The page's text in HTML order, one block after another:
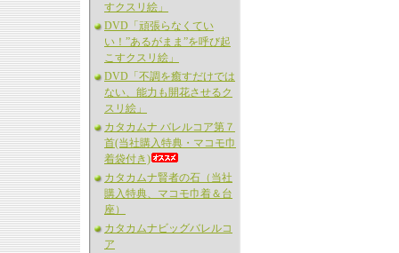
すクスリ絵」
DVD「頑張らなくてい
い！”あるがまま”を呼び起
こすクスリ絵」
DVD「不調を癒すだけでは
ない、能力も開花させるク
スリ絵」
カタカムナ バレルコア第７
首(当社購入特典・マコモ巾
着袋付き)
カタカムナ賢者の石（当社
購入特典、マコモ巾着＆台
座）
カタカムナビッグバレルコ
ア